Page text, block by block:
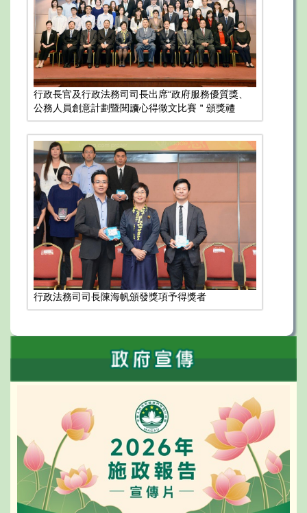
行政長官及行政法務司司長出席“政府服務優質獎、
公務人員創意計劃暨閱讀心得徵文比賽＂頒獎禮
行政法務司司長陳海帆頒發獎項予得獎者